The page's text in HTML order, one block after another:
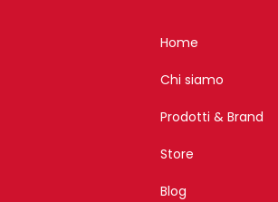
Home
Chi siamo
Prodotti & Brand
Store
Blog